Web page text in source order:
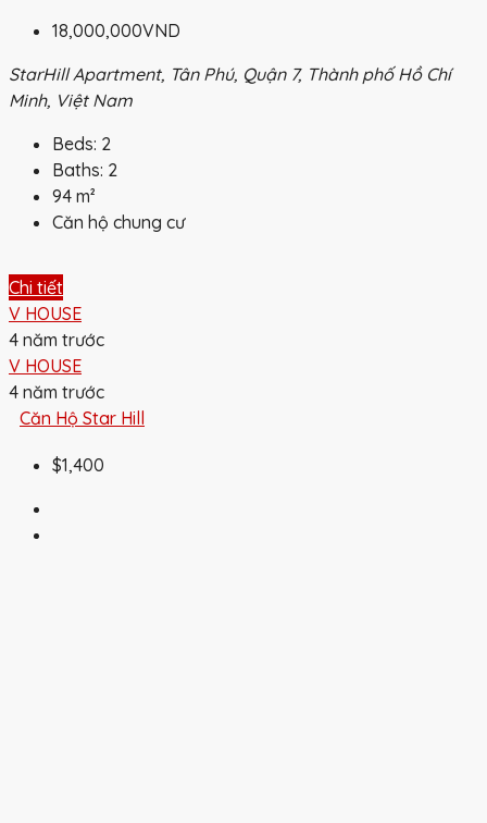
18,000,000VND
StarHill Apartment, Tân Phú, Quận 7, Thành phố Hồ Chí
Minh, Việt Nam
Beds: 2
Baths: 2
94 m²
Căn hộ chung cư
Chi tiết
V HOUSE
4 năm trước
V HOUSE
4 năm trước
Căn Hộ Star Hill
$1,400